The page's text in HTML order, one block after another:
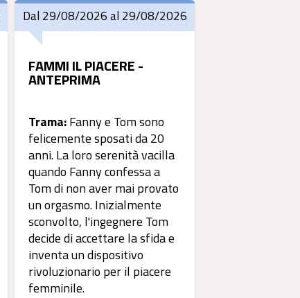
Dal 29/08/2026 al 29/08/2026
FAMMI IL PIACERE -
ANTEPRIMA
Trama:Fanny e Tom sono
felicemente sposati da 20
anni. La loro serenità vacilla
quando Fanny confessa a
Tom di non aver mai provato
un orgasmo. Inizialmente
sconvolto, l'ingegnere Tom
decide di accettare la sfida e
inventa un dispositivo
rivoluzionario per il piacere
femminile.